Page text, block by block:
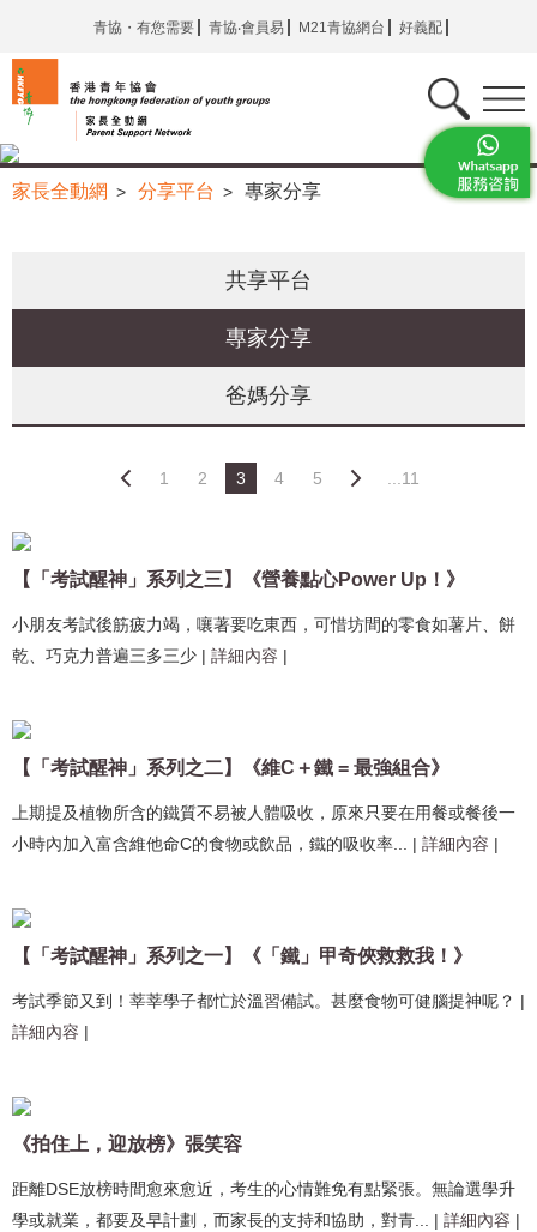
青協・有您需要 青協‧會員易 M21青協網台 好義配
家長全動網 > 分享平台 > 專家分享
共享平台
專家分享
爸媽分享
1 2 3 4 5 ...11
【「考試醒神」系列之三】《營養點心Power Up！》
小朋友考試後筋疲力竭，嚷著要吃東西，可惜坊間的零食如薯片、餅
乾、巧克力普遍三多三少 | 詳細內容 |
【「考試醒神」系列之二】《維C＋鐵 = 最強組合》
上期提及植物所含的鐵質不易被人體吸收，原來只要在用餐或餐後一
小時內加入富含維他命C的食物或飲品，鐵的吸收率... | 詳細內容 |
【「考試醒神」系列之一】《「鐵」甲奇俠救救我！》
考試季節又到！莘莘學子都忙於溫習備試。甚麼食物可健腦提神呢？ |
詳細內容 |
《拍住上，迎放榜》張笑容
距離DSE放榜時間愈來愈近，考生的心情難免有點緊張。無論選學升
學或就業，都要及早計劃，而家長的支持和協助，對青... | 詳細內容 |